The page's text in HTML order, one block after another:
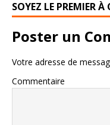
SOYEZ LE PREMIER
Poster un
Votre adresse de
Commentaire